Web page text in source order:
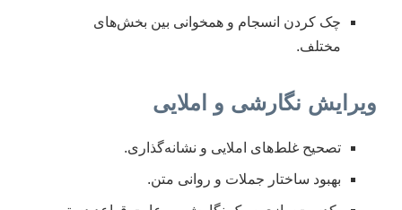
چک کردن انسجام و همخوانی بین بخش‌های
مختلف.
ویرایش نگارشی و املایی
تصحیح غلط‌های املایی و نشانه‌گذاری.
بهبود ساختار جملات و روانی متن.